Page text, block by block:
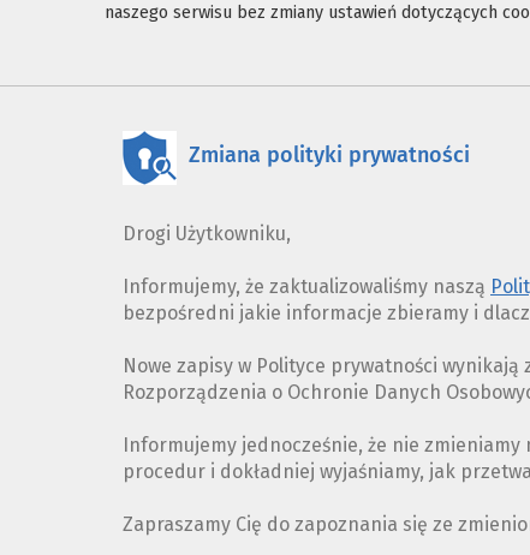
naszego serwisu bez zmiany ustawień dotyczących
Zmiana polityki prywatności
Drogi Użytkowniku,
Informujemy, że zaktualizowaliśmy naszą
bezpośredni jakie informacje zbieramy i
Nowe zapisy w Polityce prywatności
Rozporządzenia o Ochronie Danych
Informujemy jednocześnie, że nie
procedur i dokładniej wyjaśniamy, jak
Zapraszamy Cię do zapoznania się ze